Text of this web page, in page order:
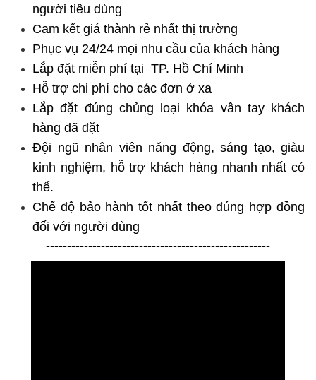
người tiêu dùng
Cam kết giá thành rẻ nhất thị trường
Phục vụ 24/24 mọi nhu cầu của khách hàng
Lắp đặt miễn phí tại TP. Hồ Chí Minh
Hỗ trợ chi phí cho các đơn ở xa
Lắp đặt đúng chủng loại khóa vân taykhách
hàng đã đặt
Đội ngũ nhân viên năng động, sáng tạo, giàu
kinh nghiệm, hỗ trợ khách hàng nhanh nhất có
thể.
Chế độ bảo hành tốt nhất theo đúng hợp đồng
đối với người dùng
-----------------------------------------------------